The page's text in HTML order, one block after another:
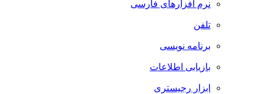
نرم افزارهای فارسی
تلفن
برنامه نویسی
بازیابی اطلاعات
ابزار رجیستری